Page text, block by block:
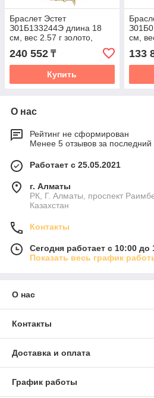
Браслет Эстет
З01Б133244Э длина 18
см, вес 2.57 г золото,
плетение якорное
240 552 ₸
Купить
см,
133
О нас
Рейтинг не сформирован
Менее 5 отзывов за последний
Работает с 25.05.2021
г. Алматы
РК, Г. Алматы, проспект
Казахстан
Контакты
Сегодня работает с 10:00 до
Показать весь график
О нас
Контакты
Доставка и оплата
График работы